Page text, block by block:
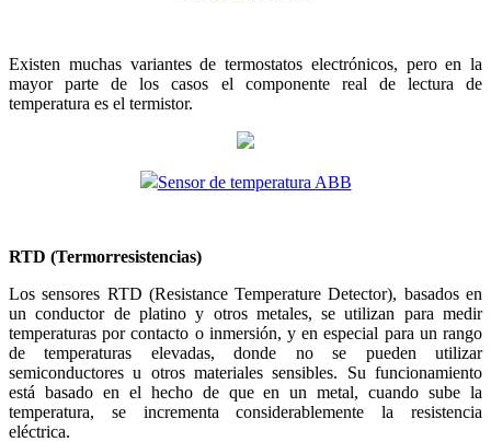
Existen muchas variantes de termostatos electrónicos, pero en la
mayor parte de los casos el componente real de lectura de
temperatura es el termistor.
Sensor de temperatura ABB
RTD (Termorresistencias)
Los sensores RTD (Resistance Temperature Detector), basados en
un conductor de platino y otros metales, se utilizan para medir
temperaturas por contacto o inmersión, y en especial para un rango
de temperaturas elevadas, donde no se pueden utilizar
semiconductores u otros materiales sensibles. Su funcionamiento
está basado en el hecho de que en un metal, cuando sube la
temperatura, se incrementa considerablemente la resistencia
eléctrica.